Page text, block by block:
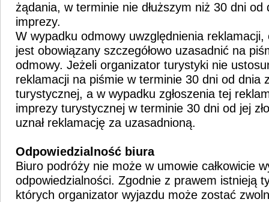
żądania, w terminie nie dłuższym niż 30 dni od
imprezy.
W wypadku odmowy uwzględnienia
jest obowiązany szczegółowo uzasadnić na
odmowy. Jeżeli organizator turystyki nie
reklamacji na piśmie w terminie 30 dni od dnia
turystycznej, a w wypadku zgłoszenia tej
imprezy turystycznej w terminie 30 dni od jej
uznał reklamację za uzasadnioną.
Odpowiedzialność biura
Biuro podróży nie może w umowie całkowicie
odpowiedzialności. Zgodnie z prawem istnieją
których organizator wyjazdu może zostać